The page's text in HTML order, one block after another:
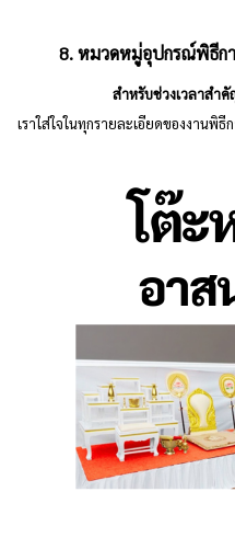
8. หมวดหมู่อุปกรณ์พิธีกา
สำหรับช่วงเวลาสำ
เราใส่ใจในทุกรายละเอียดของงาน